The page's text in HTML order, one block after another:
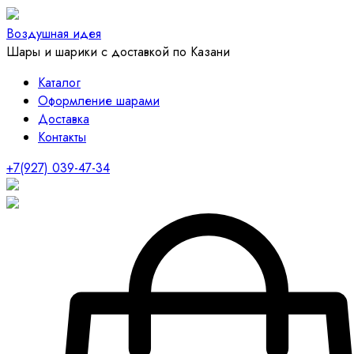
Воздушная идея
Шары и шарики с доставкой по Казани
Каталог
Оформление шарами
Доставка
Контакты
+7(927) 039-47-34